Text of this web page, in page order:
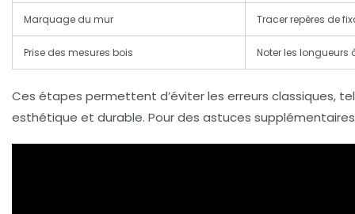
Marquage du mur Tracer repères de
Prise des mesures bois Noter les longueurs
Ces étapes permettent d’éviter les erreurs classiques,
esthétique et durable. Pour des astuces